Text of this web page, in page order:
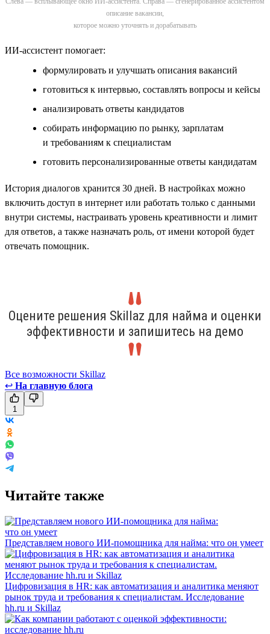
описание вакансии,
которое можно уточнять и дорабатывать
ИИ-ассистент помогает:
формулировать и улучшать описания вакансий
готовиться к интервью, составлять вопросы и кейсы
анализировать ответы кандидатов
собирать информацию по рынку, зарплатам
и требованиям к специалистам
готовить персонализированные ответы кандидатам
История диалогов хранится 30 дней. В настройках можно
включить доступ в интернет или работать только с данными
внутри системы, настраивать уровень креативности и лимит
для ответов, а также назначать роль, от имени которой будет
отвечать помощник.
Оцените решения Skillaz для найма и оценки
эффективности и запишитесь на демо
Все возможности Skillaz
↩ На главную блога
1
Читайте также
Представляем нового ИИ-помощника для найма: что он умеет
Цифровизация в HR: как автоматизация и аналитика меняют
рынок труда и требования к специалистам. Исследование
hh.ru и Skillaz